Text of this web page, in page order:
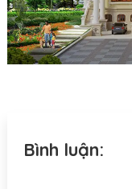
Bình luận: